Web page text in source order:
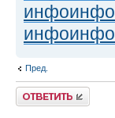
инфоинфо
инфоинфо
Пред.
Ответить